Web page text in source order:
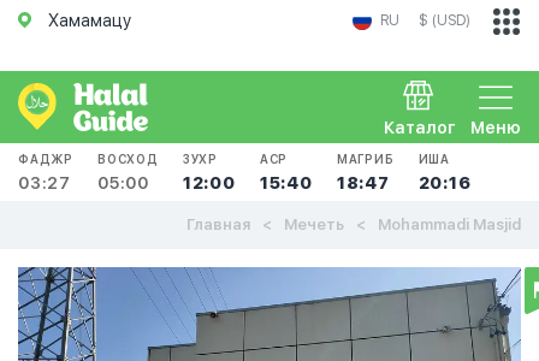
Хамамацу RU $ (USD)
Меню
Каталог
ФАДЖР
03:27
ВОСХОД
05:00
ЗУХР
12:00
АСР
15:40
МАГРИБ
18:47
ИША
20:16
Главная Мечеть Mohammadi Masjid